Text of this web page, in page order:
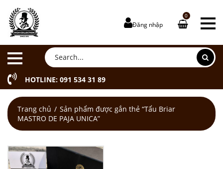
Đăng nhập
0
HOTLINE: 091 534 31 89
Trang chủ
Sản phẩm được gắn thẻ “Tẩu Briar
MASTRO DE PAJA UNICA”